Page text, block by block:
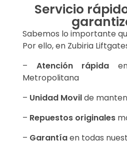
Servicio
Sabemos lo importante
Por ello, en Zubiria
– Atención rápida
Metropolitana
– Unidad Movilde
– Repuestos originales
– Garantíaen todas